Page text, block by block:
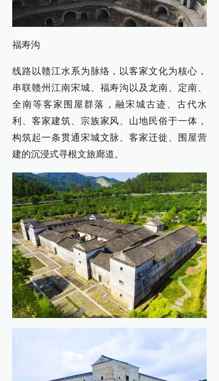
福寿沟
线路以赣江水系为脉络，以客家文化为核心，
串联赣州江南宋城、福寿沟以及龙南、定南、
全南等客家围屋群落，融宋城古迹、古代水
利、客家建筑、宗族家风、山地民俗于一体，
构筑起一条贯通宋城文脉、客家迁徙、围屋营
建的沉浸式寻根文旅廊道。